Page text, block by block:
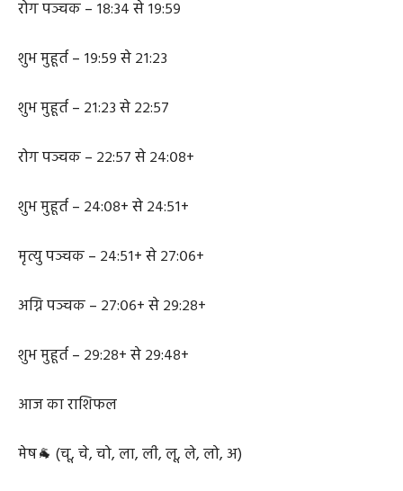
रोग पञ्चक – १८:३४ से १९:५९
शुभ मुहूर्त – १९:५९ से २१:२३
शुभ मुहूर्त – २१:२३ से २२:५७
रोग पञ्चक – २२:५७ से २४:०८+
शुभ मुहूर्त – २४:०८+ से २४:५१+
मृत्यु पञ्चक – २४:५१+ से २७:०६+
अग्नि पञ्चक – २७:०६+ से २९:२८+
शुभ मुहूर्त – २९:२८+ से २९:४८+
आज का राशिफल
मेष🐐 (चू, चे, चो, ला, ली, लू, ले, लो, अ)